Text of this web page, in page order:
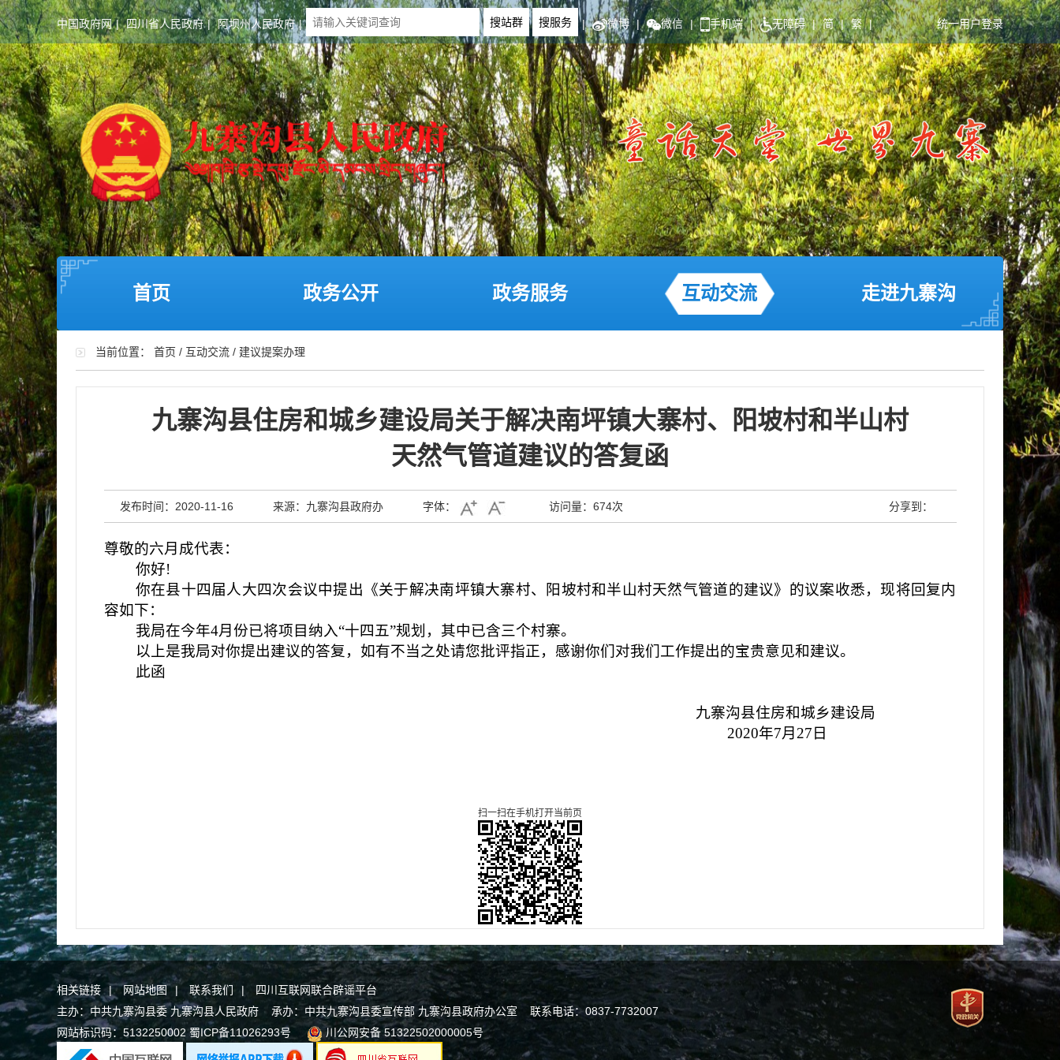
中国政府网 | 四川省人民政府 | 阿坝州人民政府 | | 微博 | 微信 | 手机端 | 无障碍 | 简 | 繁 | 统一用户登录
首页 政务公开 政务服务 互动交流 走进九寨沟
当前位置： 首页 / 互动交流 / 建议提案办理
九寨沟县住房和城乡建设局关于解决南坪镇大寨村、阳坡村和半山村
天然气管道建议的答复函
发布时间：2020-11-16 来源：九寨沟县政府办 字体： 访问量： 674次 分享到：
尊敬的六月成代表：
你好!
你在县十四届人大四次会议中提出《关于解决南坪镇大寨村、阳坡村和半山村天然气管道的建议》的议案收悉，现将回复内
容如下：
我局在今年4月份已将项目纳入“十四五”规划，其中已含三个村寨。
以上是我局对你提出建议的答复，如有不当之处请您批评指正，感谢你们对我们工作提出的宝贵意见和建议。
此函
九寨沟县住房和城乡建设局
2020年7月27日
扫一扫在手机打开当前页
相关链接 | 网站地图 | 联系我们 |
四川互联网联合辟谣平台
主办：中共九寨沟县委 九寨沟县人民政府 承办：中共九寨沟县委宣传部 九寨沟县政府办公室 联系电话：0837-7732007
网站标识码：5132250002蜀ICP备11026293号 川公网安备 51322502000005号